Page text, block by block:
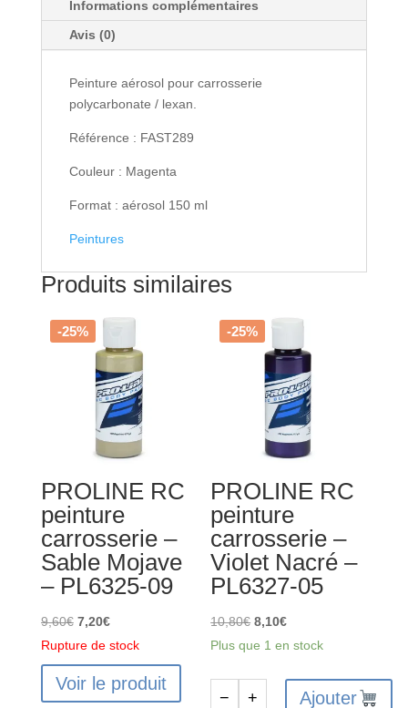
Peinture
Aerosol
Magenta
Informations complémentaires
Avis (0)
Peinture aérosol pour carrosserie
polycarbonate / lexan.
Référence : FAST289
Couleur : Magenta
Format : aérosol 150 ml
Peintures
Produits similaires
-25%
PROLINE RC
peinture
carrosserie –
Sable Mojave
– PL6325-09
9,60€ Le
prix
initial
était :
7,20€Le
prix
actuel
est :
Rupture de stock
Voir le produit
-25%
PROLINE RC
peinture
carrosserie –
Violet Nacré –
PL6327-05
10,80€ Le
prix
8,10€Le
prix
est :
Plus que 1 en stock
− + Ajouter